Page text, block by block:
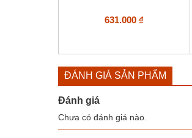
631.000 ₫
ĐÁNH GIÁ SẢN PHẨM
Đánh giá
Chưa có đánh giá nào.